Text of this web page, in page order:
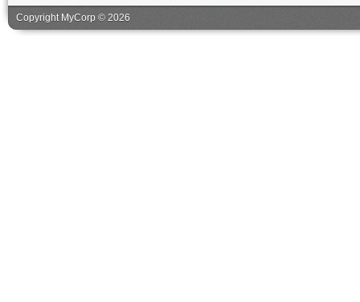
Copyright MyCorp © 2026